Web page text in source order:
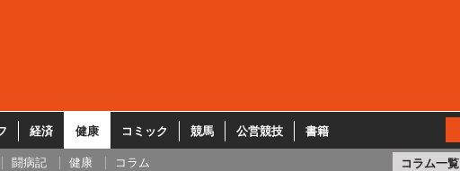
経済 健康 コミック 競馬 公営競技 書籍
闘病記 健康 コラム コラム一覧